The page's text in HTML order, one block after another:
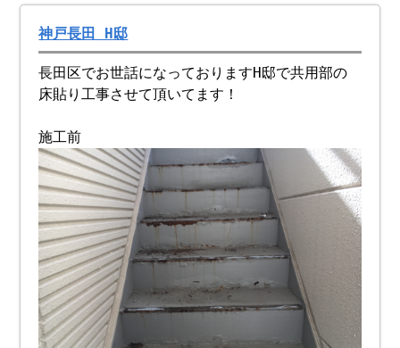
神戸長田 H邸
長田区でお世話になっておりますH邸で共用部の
床貼り工事させて頂いてます！
施工前